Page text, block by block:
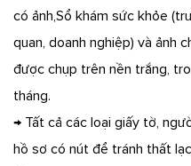
có ảnh,Sổ khám sức khỏe
quan, doanh nghiệp) và ảnh
được chụp trên nền trắng,
tháng.
→ Tất cả các loại giấy tờ,
hồ sơ có nút để tránh thất